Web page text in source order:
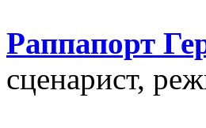
Раппапорт
сценарист,